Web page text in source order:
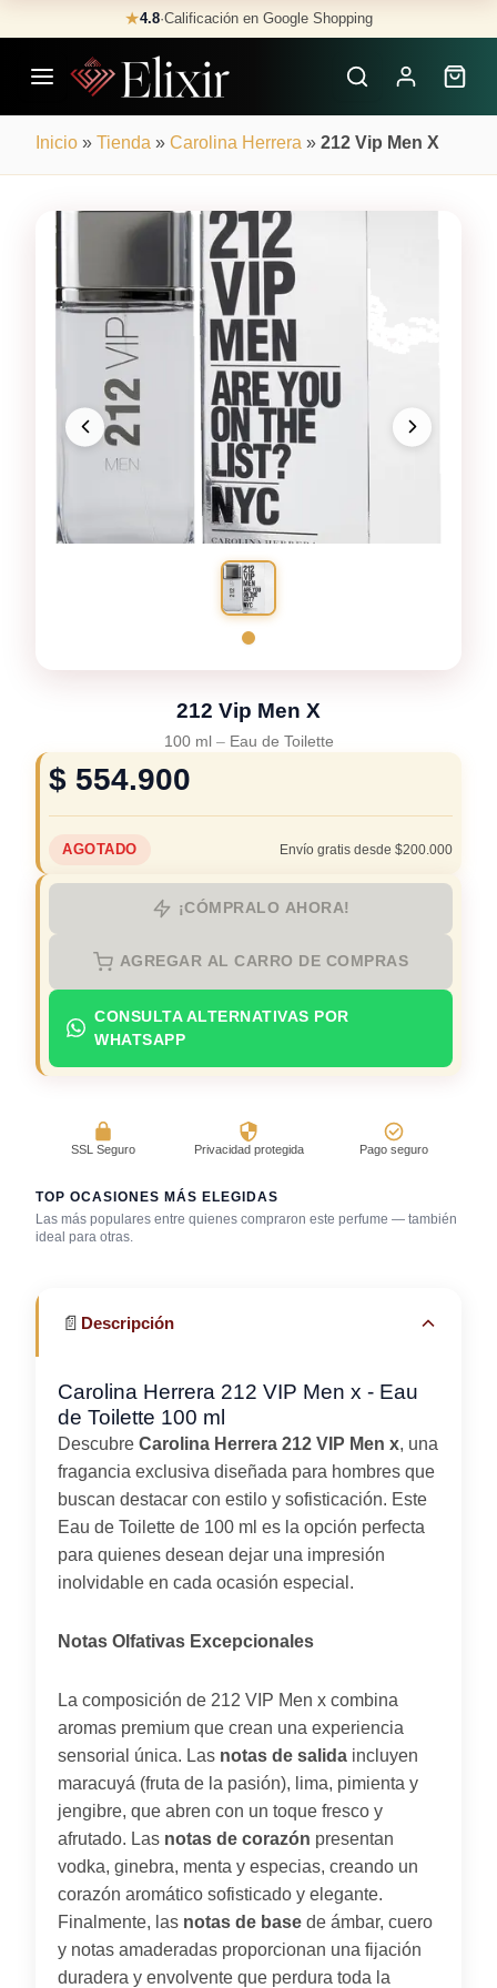
to
content
★4.8·Calificación en Google Shopping
Inicio » Tienda » Carolina Herrera » 212 Vip Men X
212 Vip Men X
100 ml – Eau de Toilette
$ 554.900
AGOTADO Envío gratis desde $200.000
¡CÓMPRALO AHORA!
AGREGAR AL CARRO DE COMPRAS
CONSULTA ALTERNATIVAS POR
WHATSAPP
SSL Seguro Privacidad protegida Pago seguro
TOP OCASIONES MÁS ELEGIDAS
Las más populares entre quienes compraron este perfume — también
ideal para otras.
Discoteca / rumba
Salida casual de
📄 Descripción
Carolina Herrera 212 VIP Men x - Eau
de Toilette 100 ml
Descubre Carolina Herrera 212 VIP Men x, una
fragancia exclusiva diseñada para hombres que
buscan destacar con estilo y sofisticación. Este
Eau de Toilette de 100 ml es la opción perfecta
para quienes desean dejar una impresión
inolvidable en cada ocasión especial.
Notas Olfativas Excepcionales
La composición de 212 VIP Men x combina
aromas premium que crean una experiencia
sensorial única. Las notas de salida incluyen
maracuyá (fruta de la pasión), lima, pimienta y
jengibre, que abren con un toque fresco y
afrutado. Las notas de corazón presentan
vodka, ginebra, menta y especias, creando un
corazón aromático sofisticado y elegante.
Finalmente, las notas de base de ámbar, cuero
y notas amaderadas proporcionan una fijación
duradera y envolvente que perdura toda la